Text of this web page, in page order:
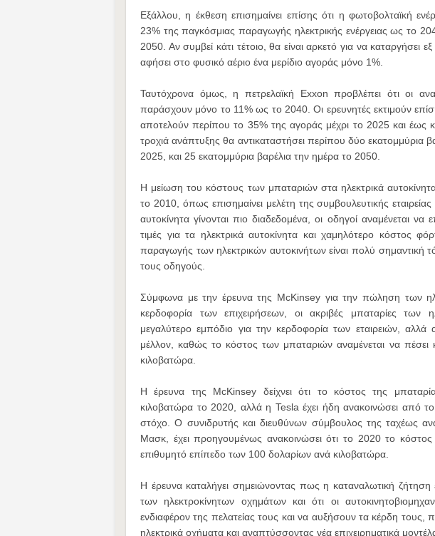
Εξάλλου, η έκθεση επισημαίνει επίσης ότι η φωτοβολταϊκή
23% της παγκόσμιας παραγωγής ηλεκτρικής ενέργειας ως το
2050. Αν συμβεί κάτι τέτοιο, θα είναι αρκετό για να καταργήσει
αφήσει στο φυσικό αέριο ένα μερίδιο αγοράς μόνο 1%.
Ταυτόχρονα όμως, η πετρελαϊκή Exxon προβλέπει ότι οι
παράσχουν μόνο το 11% ως το 2040. Οι ερευνητές εκτιμούν
αποτελούν περίπου το 35% της αγοράς μέχρι το 2025 και
τροχιά ανάπτυξης θα αντικαταστήσει περίπου δύο εκατομμύρια
2025, και 25 εκατομμύρια βαρέλια την ημέρα το 2050.
Η μείωση του κόστους των μπαταριών στα ηλεκτρικά
το 2010, όπως επισημαίνει μελέτη της συμβουλευτικής
αυτοκίνητα γίνονται πιο διαδεδομένα, οι οδηγοί αναμένεται
τιμές για τα ηλεκτρικά αυτοκίνητα και χαμηλότερο κόστος
παραγωγής των ηλεκτρικών αυτοκινήτων είναι πολύ σημαντική
τους οδηγούς.
Σύμφωνα με την έρευνα της McKinsey για την πώληση των
κερδοφορία των επιχειρήσεων, οι ακριβές μπαταρίες των
μεγαλύτερο εμπόδιο για την κερδοφορία των εταιρειών, αλλά
μέλλον, καθώς το κόστος των μπαταριών αναμένεται να
κιλοβατώρα.
Η έρευνα της McKinsey δείχνει ότι το κόστος της
κιλοβατώρα το 2020, αλλά η Tesla έχει ήδη ανακοινώσει από το
στόχο. Ο συνιδρυτής και διευθύνων σύμβουλος της ταχέως
Μασκ, έχει προηγουμένως ανακοινώσει ότι το 2020 το
επιθυμητό επίπεδο των 100 δολαρίων ανά κιλοβατώρα.
Η έρευνα καταλήγει σημειώνοντας πως η καταναλωτική ζήτηση
των ηλεκτροκίνητων οχημάτων και ότι οι
ενδιαφέρον της πελατείας τους και να αυξήσουν τα κέρδη τους,
ηλεκτρικά οχήματα και αναπτύσσοντας νέα επιχειρηματικά